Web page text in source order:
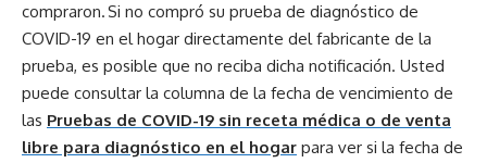
compraron. Si no compró su prueba de diagnóstico de
COVID-19 en el hogar directamente del fabricante de la
prueba, es posible que no reciba dicha notificación. Usted
puede consultar la columna de la fecha de vencimiento de
las Pruebas de COVID-19 sin receta médica o de venta
libre para diagnóstico en el hogar para ver si la fecha de